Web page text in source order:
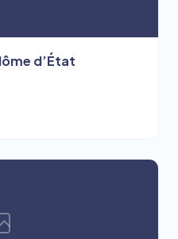
d’État